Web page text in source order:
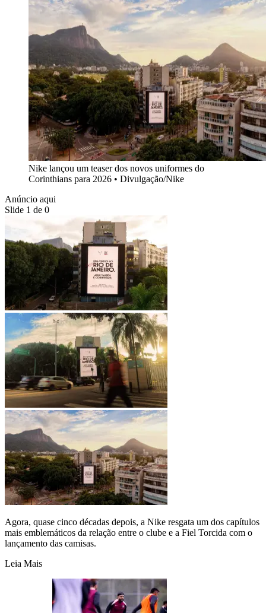
Nike lançou um teaser dos novos uniformes do
Corinthians para 2026 • Divulgação/Nike
Anúncio aqui
Slide 1 de 0
Agora, quase cinco décadas depois, a Nike resgata um dos capítulos
mais emblemáticos da relação entre o clube e a Fiel Torcida com o
lançamento das camisas.
Leia Mais